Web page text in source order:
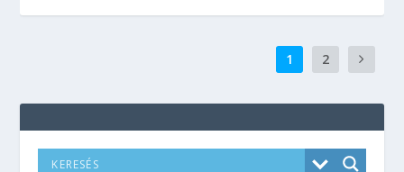
1 2